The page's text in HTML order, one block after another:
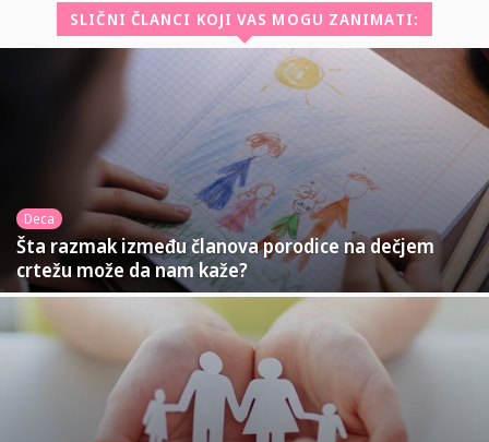
SLIČNI ČLANCI KOJI VAS MOGU ZANIMATI:
Deca
Šta razmak između članova porodice na dečjem
crtežu može da nam kaže?